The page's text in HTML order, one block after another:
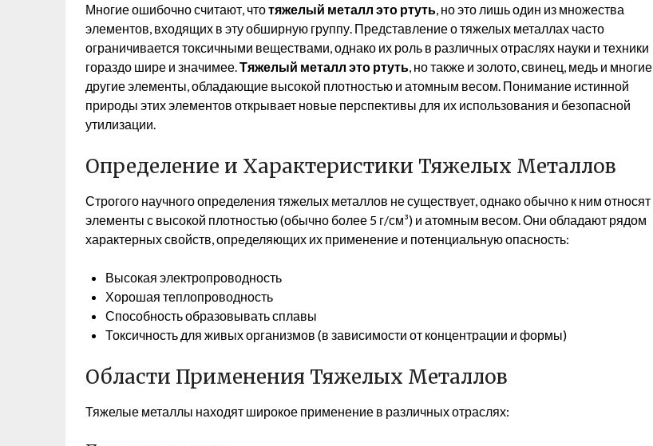
Многие ошибочно считают, чтотяжелый металл это ртуть, но это лишь один из множества
элементов, входящих в эту обширную группу. Представление о тяжелых металлах часто
ограничивается токсичными веществами, однако их роль в различных отраслях науки и техники
гораздо шире и значимее.Тяжелый металл это ртуть, но также и золото, свинец, медь и многие
другие элементы, обладающие высокой плотностью и атомным весом. Понимание истинной
природы этих элементов открывает новые перспективы для их использования и безопасной
утилизации.
Определение и Характеристики Тяжелых Металлов
Строгого научного определения тяжелых металлов не существует, однако обычно к ним относят
элементы с высокой плотностью (обычно более 5 г/см³) и атомным весом. Они обладают рядом
характерных свойств, определяющих их применение и потенциальную опасность:
Высокая электропроводность
Хорошая теплопроводность
Способность образовывать сплавы
Токсичность для живых организмов (в зависимости от концентрации и формы)
Области Применения Тяжелых Металлов
Тяжелые металлы находят широкое применение в различных отраслях: